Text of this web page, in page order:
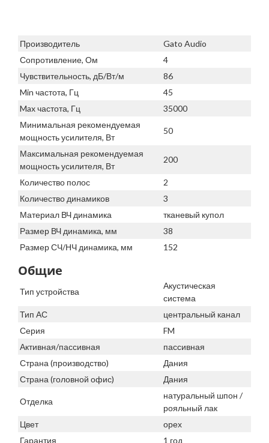
Производитель
Gato Audio
Сопротивление, Ом
4
Чувствительность, дБ/Вт/м
86
Min частота, Гц
45
Max частота, Гц
35000
Минимальная рекомендуемая
мощность усилителя, Вт
50
Максимальная рекомендуемая
мощность усилителя, Вт
200
Количество полос
2
Количество динамиков
3
Материал ВЧ динамика
тканевый купол
Размер ВЧ динамика, мм
38
Размер СЧ/НЧ динамика, мм
152
Общие
Тип устройства
Акустическая
система
Тип АС
центральный канал
Серия
FM
Активная/пассивная
пассивная
Страна (производство)
Дания
Страна (головной офис)
Дания
Отделка
натуральный шпон /
рояльный лак
Цвет
орех
Гарантия
1 год